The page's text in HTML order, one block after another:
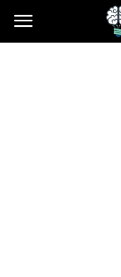
Aircold.pl